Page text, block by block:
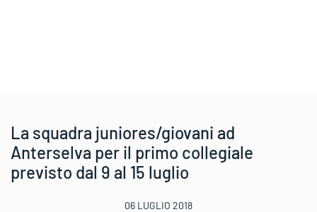
La squadra juniores/giovani ad
Anterselva per il primo collegiale
previsto dal 9 al 15 luglio
06 LUGLIO 2018